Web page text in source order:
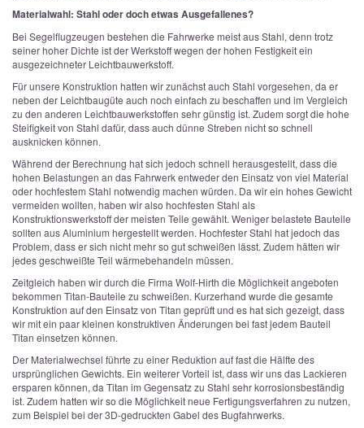
Materialwahl: Stahl oder doch etwas Ausgefallenes?
Bei Segelflugzeugen bestehen die Fahrwerke meist aus Stahl, denn trotz
seiner hoher Dichte ist der Werkstoff wegen der hohen Festigkeit ein
ausgezeichneter Leichtbauwerkstoff.
Für unsere Konstruktion hatten wir zunächst auch Stahl vorgesehen, da er
neben der Leichtbaugüte auch noch einfach zu beschaffen und im Vergleich
zu den anderen Leichtbauwerkstoffen sehr günstig ist. Zudem sorgt die hohe
Steifigkeit von Stahl dafür, dass auch dünne Streben nicht so schnell
ausknicken können.
Während der Berechnung hat sich jedoch schnell herausgestellt, dass die
hohen Belastungen an das Fahrwerk entweder den Einsatz von viel Material
oder hochfestem Stahl notwendig machen würden. Da wir ein hohes Gewicht
vermeiden wollten, haben wir also hochfesten Stahl als
Konstruktionswerkstoff der meisten Teile gewählt. Weniger belastete Bauteile
sollten aus Aluminium hergestellt werden. Hochfester Stahl hat jedoch das
Problem, dass er sich nicht mehr so gut schweißen lässt. Zudem hätten wir
jedes geschweißte Teil wärmebehandeln müssen.
Zeitgleich haben wir durch die Firma Wolf-Hirth die Möglichkeit angeboten
bekommen Titan-Bauteile zu schweißen. Kurzerhand wurde die gesamte
Konstruktion auf den Einsatz von Titan geprüft und es hat sich gezeigt, dass
wir mit ein paar kleinen konstruktiven Änderungen bei fast jedem Bauteil
Titan einsetzen können.
Der Materialwechsel führte zu einer Reduktion auf fast die Hälfte des
ursprünglichen Gewichts. Ein weiterer Vorteil ist, dass wir uns das Lackieren
ersparen können, da Titan im Gegensatz zu Stahl sehr korrosionsbeständig
ist. Zudem hatten wir so die Möglichkeit neue Fertigungsverfahren zu nutzen,
zum Beispiel bei der 3D-gedruckten Gabel des Bugfahrwerks.